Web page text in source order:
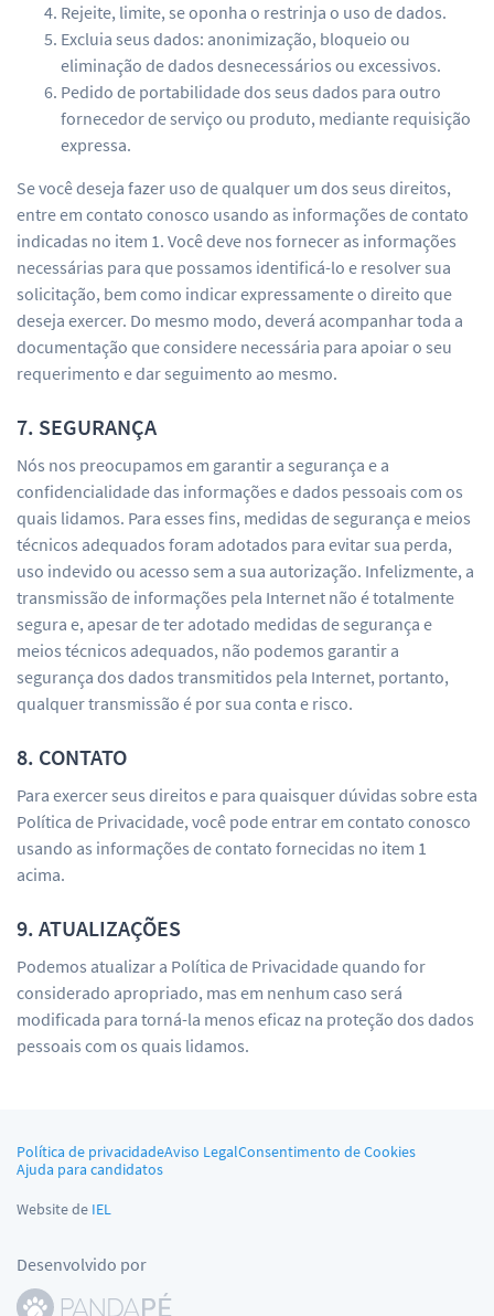
Rejeite, limite, se oponha o restrinja o uso de dados.
Excluia seus dados: anonimização, bloqueio ou
eliminação de dados desnecessários ou excessivos.
Pedido de portabilidade dos seus dados para outro
fornecedor de serviço ou produto, mediante requisição
expressa.
Se você deseja fazer uso de qualquer um dos seus direitos,
entre em contato conosco usando as informações de contato
indicadas no item 1. Você deve nos fornecer as informações
necessárias para que possamos identificá-lo e resolver sua
solicitação, bem como indicar expressamente o direito que
deseja exercer. Do mesmo modo, deverá acompanhar toda a
documentação que considere necessária para apoiar o seu
requerimento e dar seguimento ao mesmo.
7. SEGURANÇA
Nós nos preocupamos em garantir a segurança e a
confidencialidade das informações e dados pessoais com os
quais lidamos. Para esses fins, medidas de segurança e meios
técnicos adequados foram adotados para evitar sua perda,
uso indevido ou acesso sem a sua autorização. Infelizmente, a
transmissão de informações pela Internet não é totalmente
segura e, apesar de ter adotado medidas de segurança e
meios técnicos adequados, não podemos garantir a
segurança dos dados transmitidos pela Internet, portanto,
qualquer transmissão é por sua conta e risco.
8. CONTATO
Para exercer seus direitos e para quaisquer dúvidas sobre esta
Política de Privacidade, você pode entrar em contato conosco
usando as informações de contato fornecidas no item 1
acima.
9. ATUALIZAÇÕES
Podemos atualizar a Política de Privacidade quando for
considerado apropriado, mas em nenhum caso será
modificada para torná-la menos eficaz na proteção dos dados
pessoais com os quais lidamos.
Política de privacidadeAviso LegalConsentimento de Cookies
Ajuda para candidatos
Website de IEL
Desenvolvido por